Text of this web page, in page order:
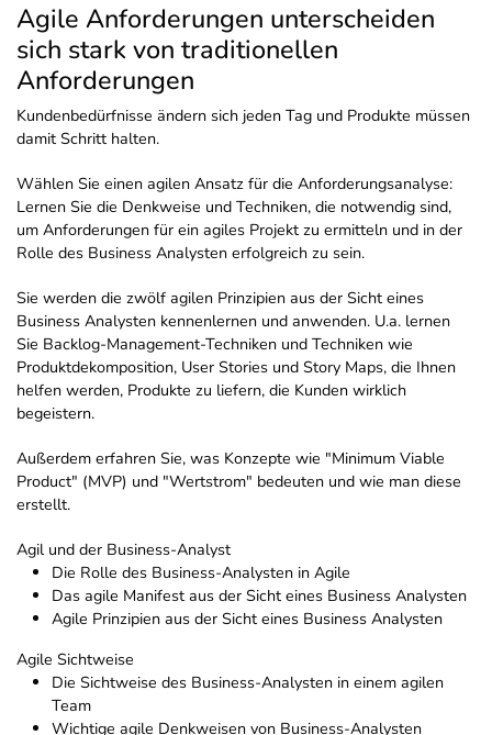
Agile Anforderungen unterscheiden
sich stark von traditionellen
Anforderungen
Kundenbedürfnisse ändern sich jeden Tag und Produkte müssen
damit Schritt halten.
Wählen Sie einen agilen Ansatz für die Anforderungsanalyse:
Lernen Sie die Denkweise und Techniken, die notwendig sind,
um Anforderungen für ein agiles Projekt zu ermitteln und in der
Rolle des Business Analysten erfolgreich zu sein.
Sie werden die zwölf agilen Prinzipien aus der Sicht eines
Business Analysten kennenlernen und anwenden. U.a. lernen
Sie Backlog-Management-Techniken und Techniken wie
Produktdekomposition, User Stories und Story Maps, die Ihnen
helfen werden, Produkte zu liefern, die Kunden wirklich
begeistern.
Außerdem erfahren Sie, was Konzepte wie "Minimum Viable
Product" (MVP) und "Wertstrom" bedeuten und wie man diese
erstellt.
Agil und der Business-Analyst
Die Rolle des Business-Analysten in Agile
Das agile Manifest aus der Sicht eines Business Analysten
Agile Prinzipien aus der Sicht eines Business Analysten
Agile Sichtweise
Die Sichtweise des Business-Analysten in einem agilen
Team
Wichtige agile Denkweisen von Business-Analysten